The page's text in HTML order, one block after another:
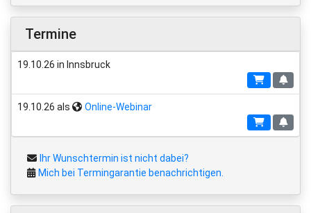
Termine
19.10.26 in Innsbruck
19.10.26 als Online-Webinar
Ihr Wunschtermin ist nicht dabei?
Mich bei Termingarantie benachrichtigen.